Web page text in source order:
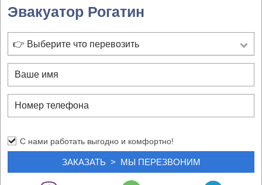
й
у
Эвакуатор Рогатин
👉 Выберите что перевозить
С нами работать выгодно и комфортно!